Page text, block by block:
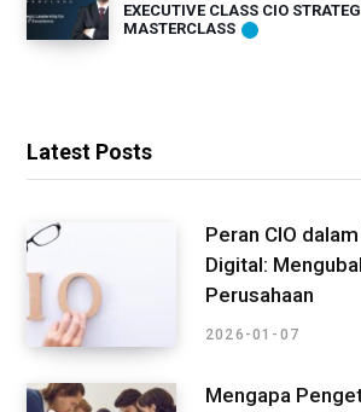
EXECUTIVE CLASS CIO
MASTERCLASS
Latest Posts
Peran CIO
Digital:
Perusahaan
2026-01-07
Mengapa